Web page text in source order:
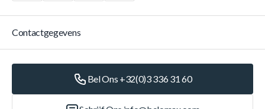
Contactgegevens
Bel Ons +32(0)3 336 31 60